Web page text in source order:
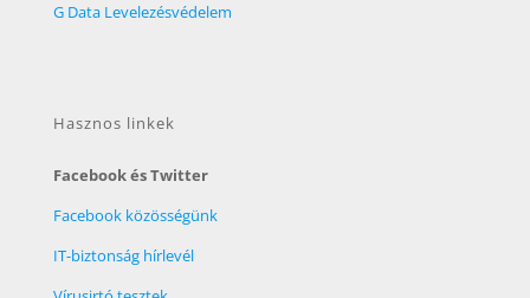
G Data Levelezésvédelem
Hasznos linkek
Facebook és Twitter
Facebook közösségünk
IT-biztonság hírlevél